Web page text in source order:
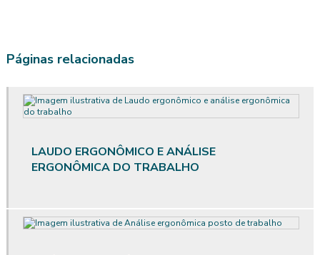
Avaliação ergonômica
Avaliação ergonômica de postos de trabalho informatizados em
Avaliação ergonômica preliminar
Avaliação de posto de trabalho
Páginas relacionadas
LAUDO ERGONÔMICO E ANÁLISE
ERGONÔMICA DO TRABALHO